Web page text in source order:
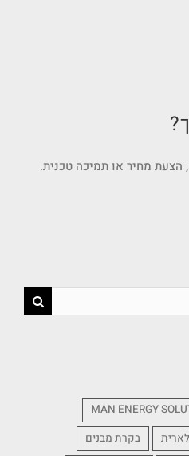
הצעת מחיר או תמיכה טכנית.
MAN ENERGY
בקרת מבנים